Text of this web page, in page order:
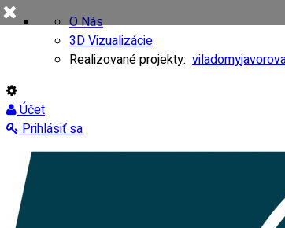
O Nás
3D Vizualizácie
Realizované projekty: viladomy
Účet
Prihlásiť sa